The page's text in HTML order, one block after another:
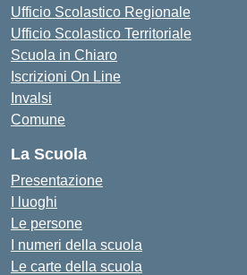
Ufficio Scolastico Regionale
Ufficio Scolastico Territoriale
Scuola in Chiaro
Iscrizioni On Line
Invalsi
Comune
La Scuola
Presentazione
I luoghi
Le persone
I numeri della scuola
Le carte della scuola